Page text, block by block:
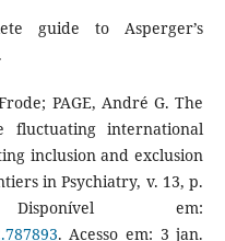
guide to Asperger’s
PAGE, André G. The
fluctuating international
inclusion and exclusion
in Psychiatry, v. 13, p.
em:
. Acesso em: 3 jan.